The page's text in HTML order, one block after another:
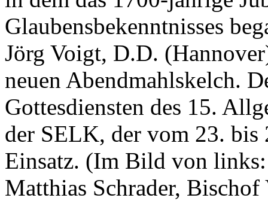
Glaubensbekenntnisses
Jörg Voigt, D.D.
neuen Abendmahlskelch.
Gottesdiensten des 15.
der SELK, der vom 23.
Einsatz. (Im Bild von
Matthias Schrader,